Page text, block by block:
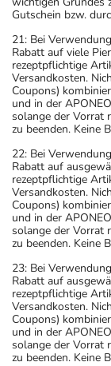
Gutschein bzw.
21: Bei
Rabatt auf viele
rezeptpflichtige
Versandkosten.
Coupons)
und in der
solange der Vorrat
zu beenden. Keine
22: Bei
Rabatt auf
rezeptpflichtige
Versandkosten.
Coupons)
und in der
solange der Vorrat
zu beenden. Keine
23: Bei
Rabatt auf
rezeptpflichtige
Versandkosten.
Coupons)
und in der
solange der Vorrat
zu beenden. Keine